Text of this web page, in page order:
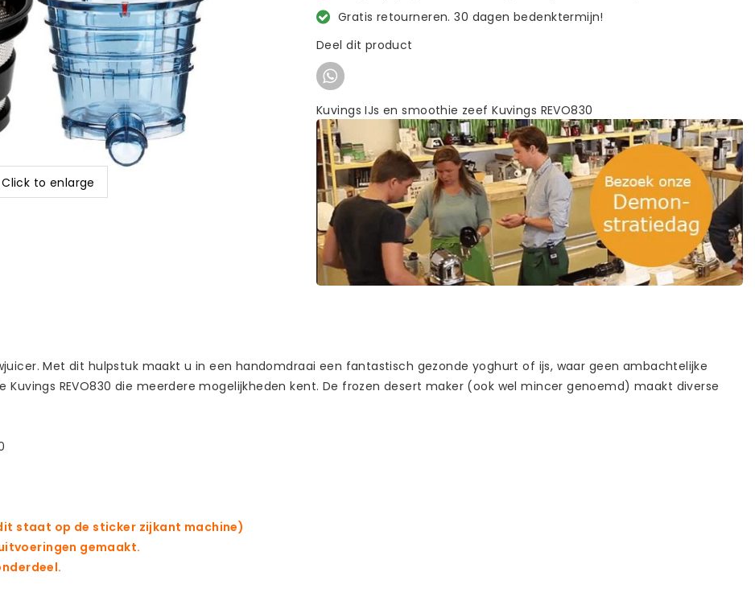
Click to enlarge
Gratis retourneren. 30 dagen bedenktermijn!
Deel dit product
Kuvings IJs en smoothie zeef Kuvings REVO830
Met dit hulpstuk maakt u in een handomdraai een fantastisch gezonde yoghurt of ijs, waar geen ambachtelijke
REVO830 die meerdere mogelijkheden kent. De frozen desert maker (ook wel mincer genoemd) maakt diverse
staat op de sticker zijkant machine)
gemaakt.